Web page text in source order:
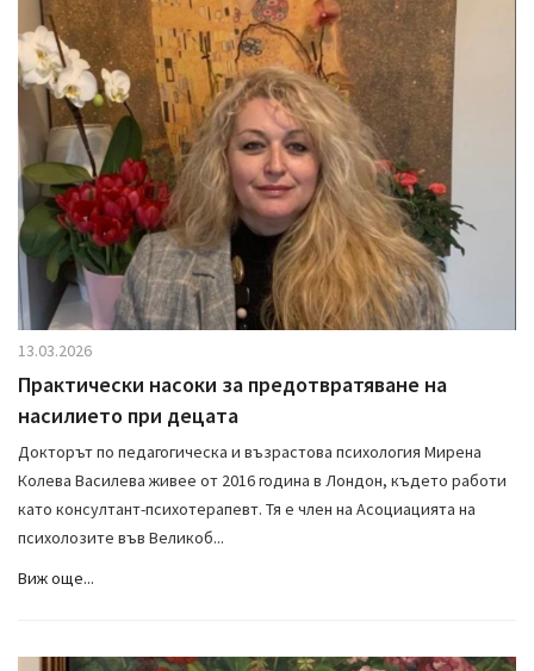
13.03.2026
Практически насоки за предотвратяване на
насилието при децата
Докторът по педагогическа и възрастова психология Мирена
Колева Василева живее от 2016 година в Лондон, където работи
като консултант-психотерапевт. Тя е член на Асоциацията на
психолозите във Великоб...
Виж още...